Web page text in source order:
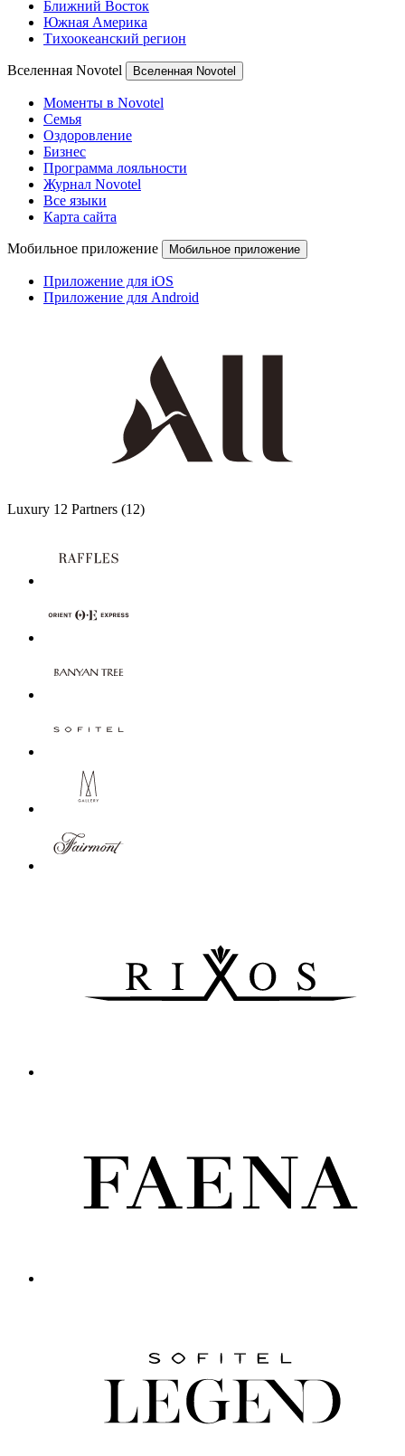
Ближний Восток
Южная Америка
Тихоокеанский регион
Вселенная Novotel Вселенная Novotel
Моменты в Novotel
Семья
Оздоровление
Бизнес
Программа лояльности
Журнал Novotel
Все языки
Карта сайта
Мобильное приложение Мобильное приложение
Приложение для iOS
Приложение для Android
Luxury 12 Partners (12)